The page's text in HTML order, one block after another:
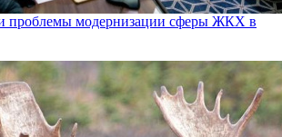
проблемы модернизации сферы ЖКХ в